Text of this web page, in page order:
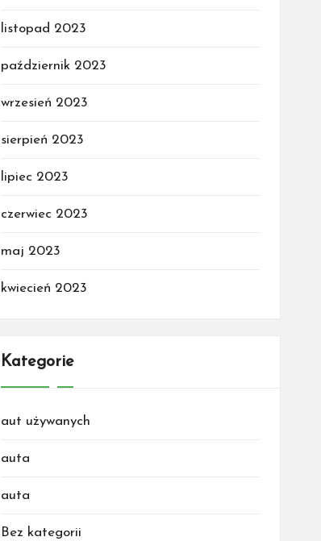
listopad 2023
październik 2023
wrzesień 2023
sierpień 2023
lipiec 2023
czerwiec 2023
maj 2023
kwiecień 2023
Kategorie
aut używanych
auta
auta
Bez kategorii